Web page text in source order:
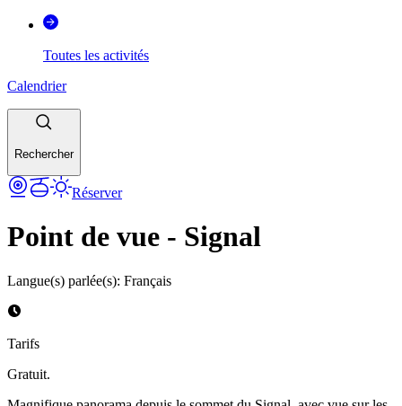
Toutes les activités
Calendrier
Rechercher
Réserver
Point de vue - Signal
Langue(s) parlée(s): Français
Tarifs
Gratuit.